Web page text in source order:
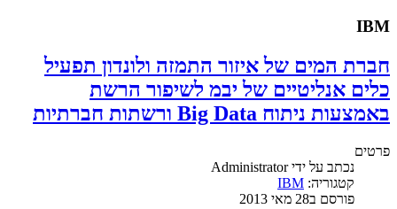
IBM
חברת המים של איזור התמזה ולונדון תפעיל
כלים אנליטיים של יבמ לשיפור הרשת
באמצעות ניתוח Big Data ורשתות חברתיות
פרטים
נכתב על ידיAdministrator
קטגוריה: IBM
פורסם ב28 מאי 2013